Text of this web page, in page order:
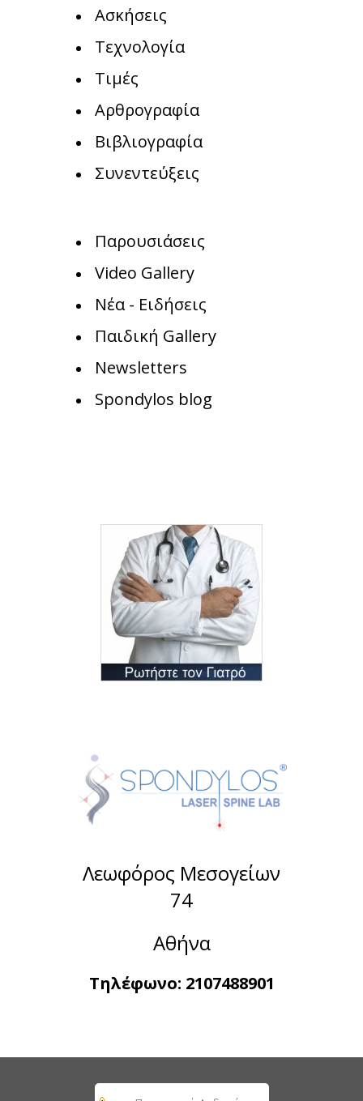
Ασκήσεις
Τεχνολογία
Τιμές
Αρθρογραφία
Βιβλιογραφία
Συνεντεύξεις
Παρουσιάσεις
Video Gallery
Νέα - Ειδήσεις
Παιδική Gallery
Newsletters
Spondylos blog
Λεωφόρος Μεσογείων
74
Αθήνα
Τηλέφωνο: 2107488901